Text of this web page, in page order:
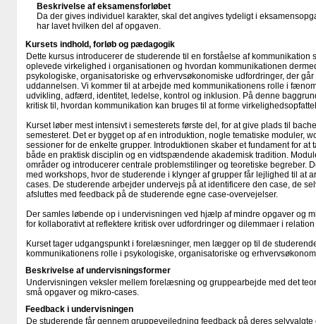
Beskrivelse af eksamensforløbet
Da der gives individuel karakter, skal det angives tydeligt i
har lavet hvilken del af opgaven.
Kursets indhold, forløb og pædagogik
Dette kursus introducerer de studerende til en forståelse af
oplevede virkelighed i organisationen og hvordan kommunikationen
psykologiske, organisatoriske og erhvervsøkonomiske udfordringer, der
uddannelsen. Vi kommer til at arbejde med kommunikationens rolle i
udvikling, adfærd, identitet, ledelse, kontrol og inklusion. På denne
kritisk til, hvordan kommunikation kan bruges til at forme
Kurset løber mest intensivt i semesterets første del, for at give plads til
semesteret. Det er bygget op af en introduktion, nogle tematiske moduler,
sessioner for de enkelte grupper. Introduktionen skaber et fundament for
både en praktisk disciplin og en vidtspændende akademisk tradition.
områder og introducerer centrale problemstilinger og teoretiske begreber.
med workshops, hvor de studerende i klynger af grupper får lejlighed til at
cases. De studerende arbejder undervejs på at identificere den case, de
afsluttes med feedback på de studerende egne case-overvejelser.
Der samles løbende op i undervisningen ved hjælp af mindre opgaver og
for kollaborativt at reflektere kritisk over udfordringer og dilemmaer i
Kurset tager udgangspunkt i forelæsninger, men lægger op til de
kommunikationens rolle i psykologiske, organisatoriske og
Beskrivelse af undervisningsformer
Undervisningen veksler mellem forelæsning og gruppearbejde med det
små opgaver og mikro-cases.
Feedback i undervisningen
De studerende får gennem gruppevejledning feedback på deres selvvalgte